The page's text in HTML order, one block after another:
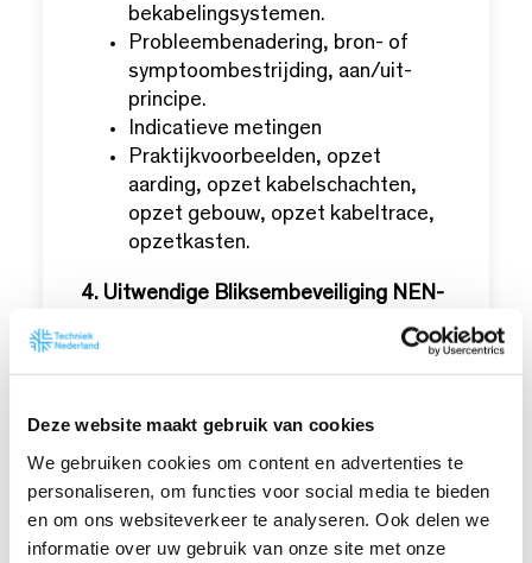
Deze website maakt gebruik van cookies
We gebruiken cookies om content en advertenties te
personaliseren, om functies voor social media te bieden
en om ons websiteverkeer te analyseren. Ook delen we
informatie over uw gebruik van onze site met onze
bekabelingsystemen.
Probleembenadering, bron- of
symptoom­bestrijding, aan/uit-
principe.
Indicatieve metingen
Praktijkvoorbeelden, opzet
aarding, opzet kabelschachten,
opzet gebouw, opzet kabeltrace,
opzetkasten.
4. Uitwendige Bliksembeveiliging NEN-
EN-IEC 62305:
Ontwerpen en inspectie van
Handvaardigheid, montage en
inspectie.
Theorie uitwendige
bliksembeveiliging.